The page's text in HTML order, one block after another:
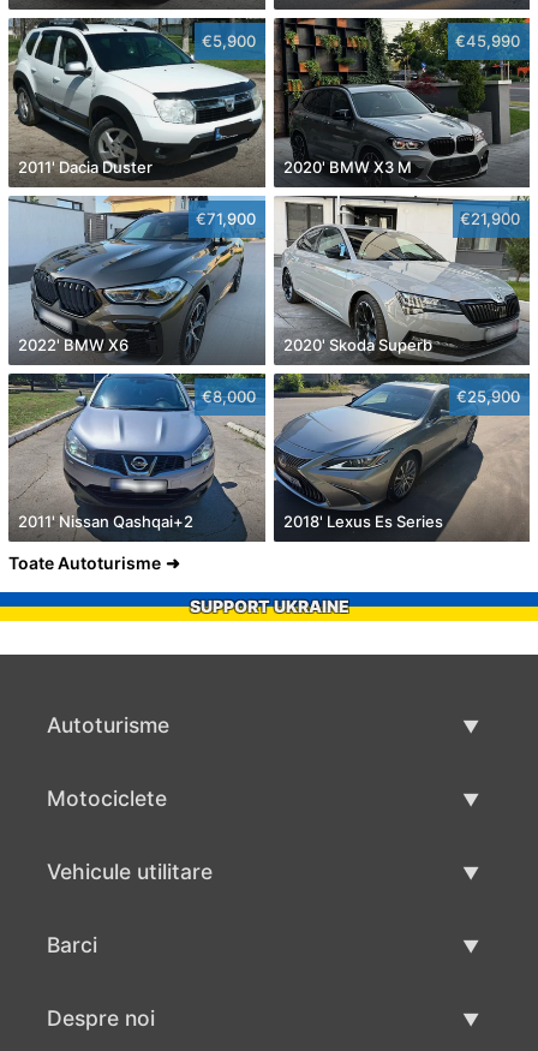
€5,900
2011' Dacia Duster
€45,990
2020' BMW X3 M
€71,900
2022' BMW X6
€21,900
2020' Skoda Superb
€8,000
2011' Nissan Qashqai+2
€25,900
2018' Lexus Es Series
Toate Autoturisme
SUPPORT UKRAINE
Autoturisme
Motociclete
Vehicule utilitare
Barci
Despre noi